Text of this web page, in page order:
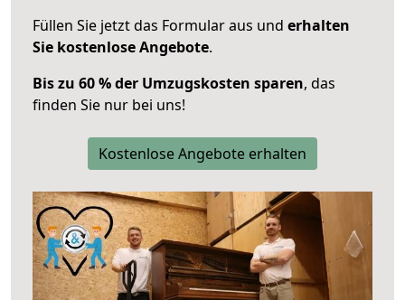
Füllen Sie jetzt das Formular aus und erhalten
Sie kostenlose Angebote.
Bis zu 60 % der Umzugskosten sparen, das
finden Sie nur bei uns!
Kostenlose Angebote erhalten